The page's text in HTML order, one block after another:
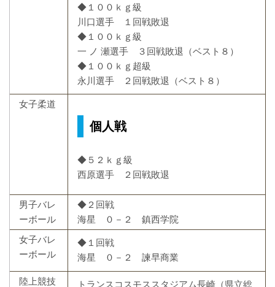
◆１００ｋｇ級
川口選手 １回戦敗退
◆１００ｋｇ級
一 ノ 瀬選手 ３回戦敗退（ベスト８）
◆１００ｋｇ超級
永川選手 ２回戦敗退（ベスト８）
女子柔道
個人戦
◆５２ｋｇ級
西原選手 ２回戦敗退
男子バレ
ーボール
◆２回戦
海星 ０－２ 鎮西学院
女子バレ
ーボール
◆１回戦
海星 ０－２ 諫早商業
陸上競技
トランスコスモススタジアム長崎（県立総